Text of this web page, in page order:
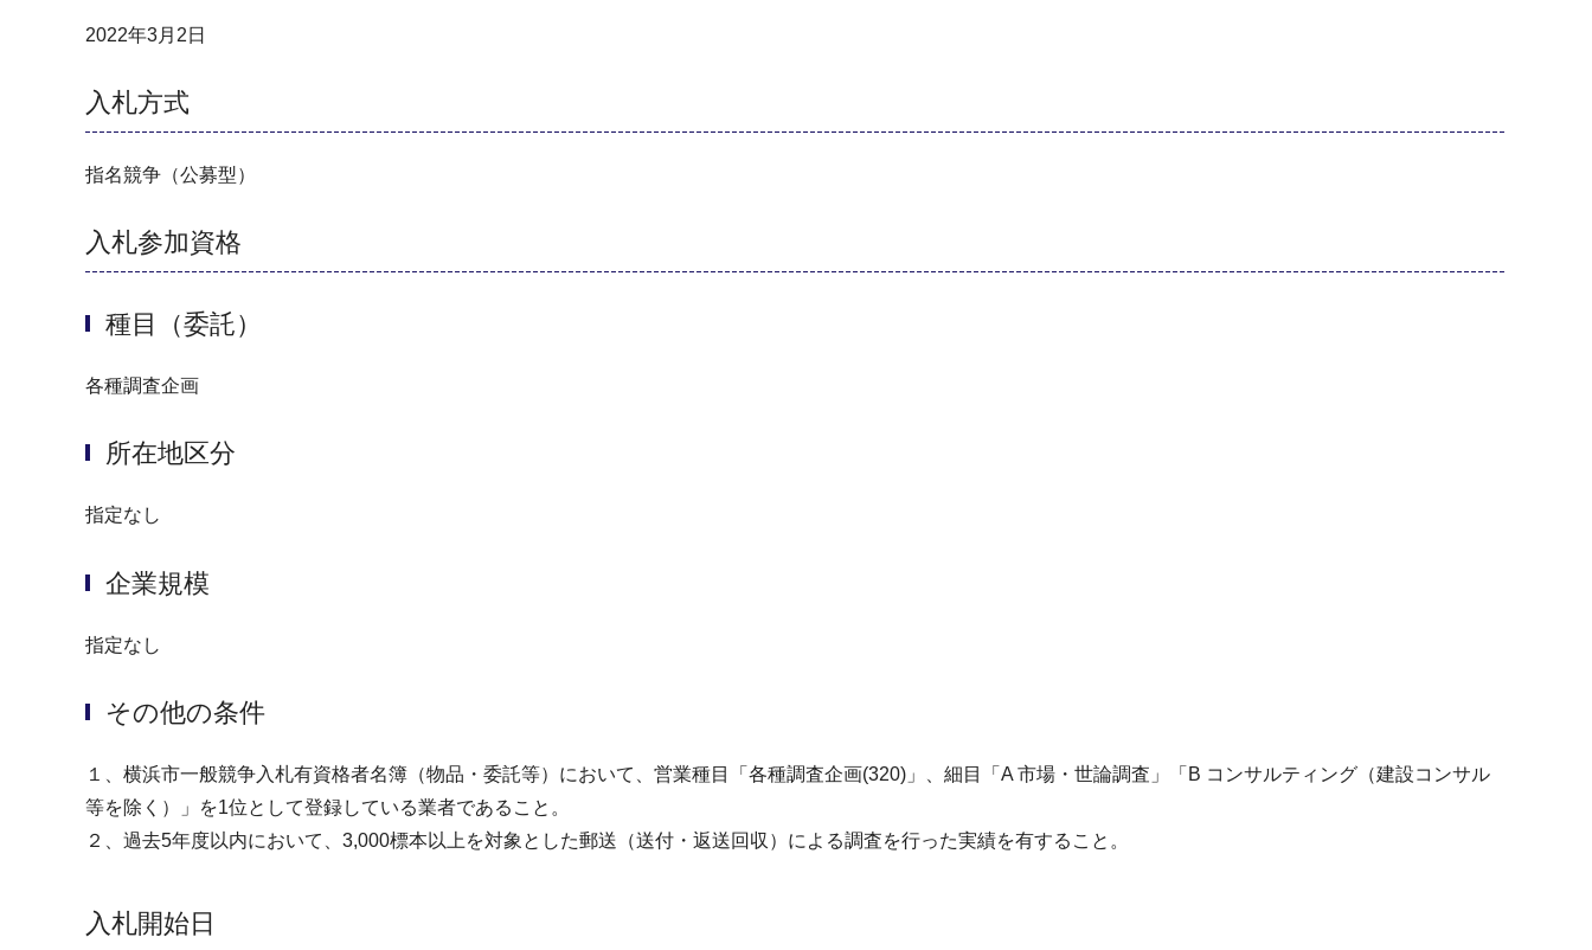
2022年3月2日
入札方式
指名競争（公募型）
入札参加資格
種目（委託）
各種調査企画
所在地区分
指定なし
企業規模
指定なし
その他の条件
１、横浜市一般競争入札有資格者名簿（物品・委託等）において、営業種目「各種調査企画(320)」、細目「A 市場・世論調査」「B コンサルティング（建設コンサル
等を除く）」を1位として登録している業者であること。
２、過去5年度以内において、3,000標本以上を対象とした郵送（送付・返送回収）による調査を行った実績を有すること。
入札開始日